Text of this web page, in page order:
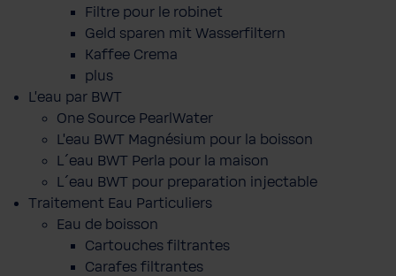
Filtre pour le robinet
Geld sparen mit Wasserfiltern
Kaffee Crema
plus
L'eau par BWT
One Source PearlWater
L’eau BWT Magnésium pour la boisson
L´eau BWT Perla pour la maison
L´eau BWT pour preparation injectable
Traitement Eau Particuliers
Eau de boisson
Cartouches filtrantes
Carafes filtrantes